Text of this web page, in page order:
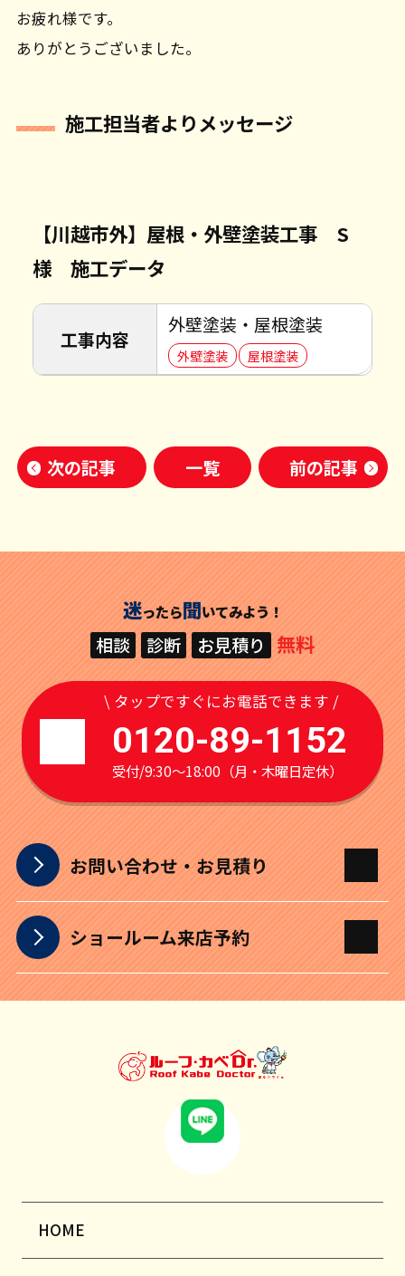
お疲れ様です。
ありがとうございました。
施工担当者よりメッセージ
【川越市外】屋根・外壁塗装工事 S
様 施工データ
工事内容
外壁塗装・屋根塗装
外壁塗装 屋根塗装
次の記事 一覧 前の記事
迷ったら聞いてみよう！
相談 診断 お見積り 無料
\ タップですぐにお電話できます /
0120-89-1152
受付/9:30～18:00（月・木曜日定休）
お問い合わせ・お見積り
ショールーム来店予約
HOME